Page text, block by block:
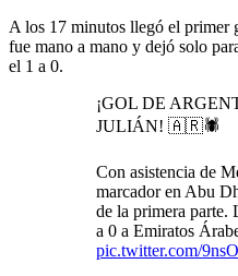
A los 17 minutos llegó el primer
fue mano a mano y dejó solo
el 1 a 0.
¡GOL DE
JULIÁN! 🇦🇷🕷️
Con asistencia de
marcador en Abu
de la primera parte.
a 0 a Emiratos
pic.twitter.com/